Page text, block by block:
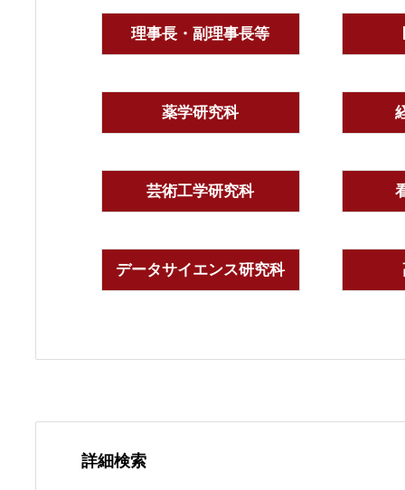
理事長・副理事長等
薬学研究科
芸術工学研究科
データサイエンス研究科
詳細検索